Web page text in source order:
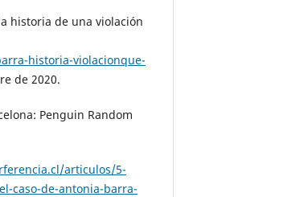
historia de una violación
historia-violacionque-
de 2020.
Penguin Random
articulos/5-
caso-de-antonia-barra-